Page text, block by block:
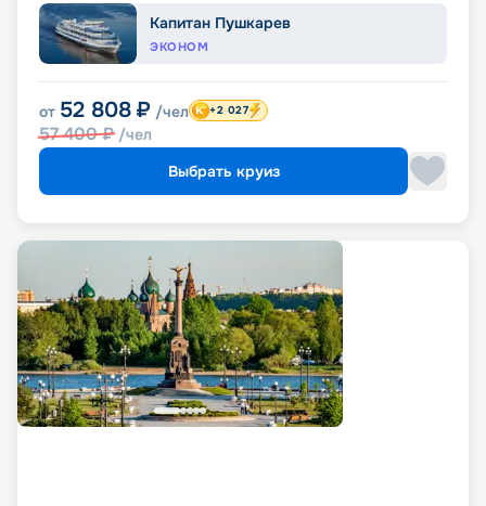
Капитан Пушкарев
ЭКОНОМ
от 52 808 ₽ /чел
57 400₽ /чел
+2 027
Выбрать круиз